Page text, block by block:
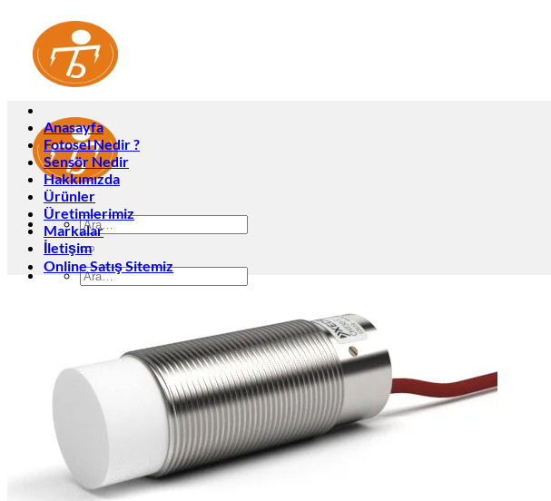
Ara:
Ara:
Fotosel Nedir ?
Sensör Nedir
Hakkımızda
Ürünler
Üretimlerimiz
Markalar
İletişim
Online Satış Sitemiz
Anasayfa
Fotosel Nedir ?
Sensör Nedir
Hakkımızda
Ürünler
Üretimlerimiz
Markalar
İletişim
Online Satış Sitemiz